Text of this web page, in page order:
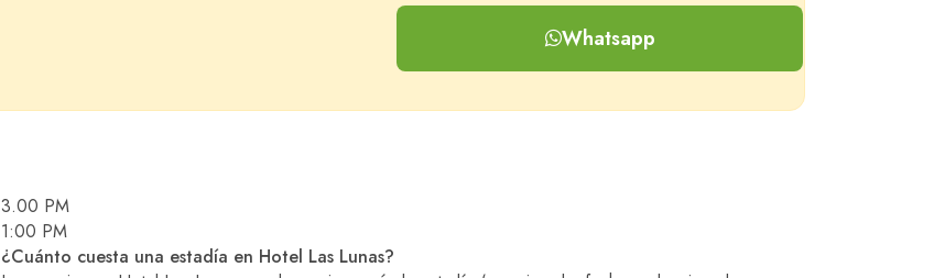
Whatsapp
3.00 PM
1:00 PM
¿Cuánto cuesta una estadía en Hotel Las Lunas?